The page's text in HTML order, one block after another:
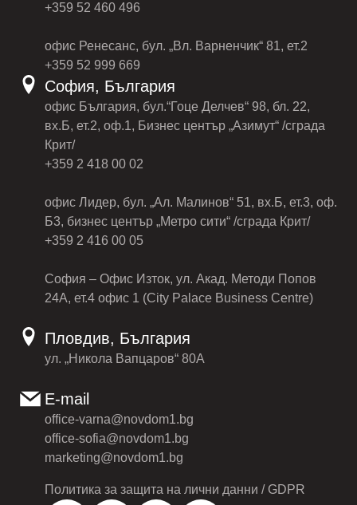
+359 52 460 496
офис Ренесанс, бул. „Вл. Варненчик“ 81, ет.2
+359 52 999 669
София, България
офис България, бул.“Гоце Делчев“ 98, бл. 22,
вх.Б, ет.2, оф.1, Бизнес център „Азимут“ /сграда
Крит/
+359 2 418 00 02
офис Лидер, бул. „Ал. Малинов“ 51, вх.Б, ет.3, оф.
Б3, бизнес център „Метро сити“ /сграда Крит/
+359 2 416 00 05
София – Офис Изток, ул. Акад. Методи Попов
24А, ет.4 офис 1 (City Palace Business Centre)
Пловдив, България
ул. „Никола Вапцаров“ 80А
E-mail
office-varna@novdom1.bg
office-sofia@novdom1.bg
marketing@novdom1.bg
Политика за защита на лични данни / GDPR